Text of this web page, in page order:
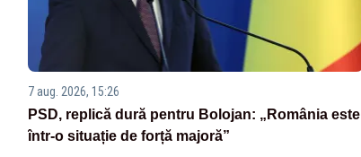
7 aug. 2026, 15:26
PSD, replică dură pentru Bolojan: „România este
într-o situație de forță majoră”